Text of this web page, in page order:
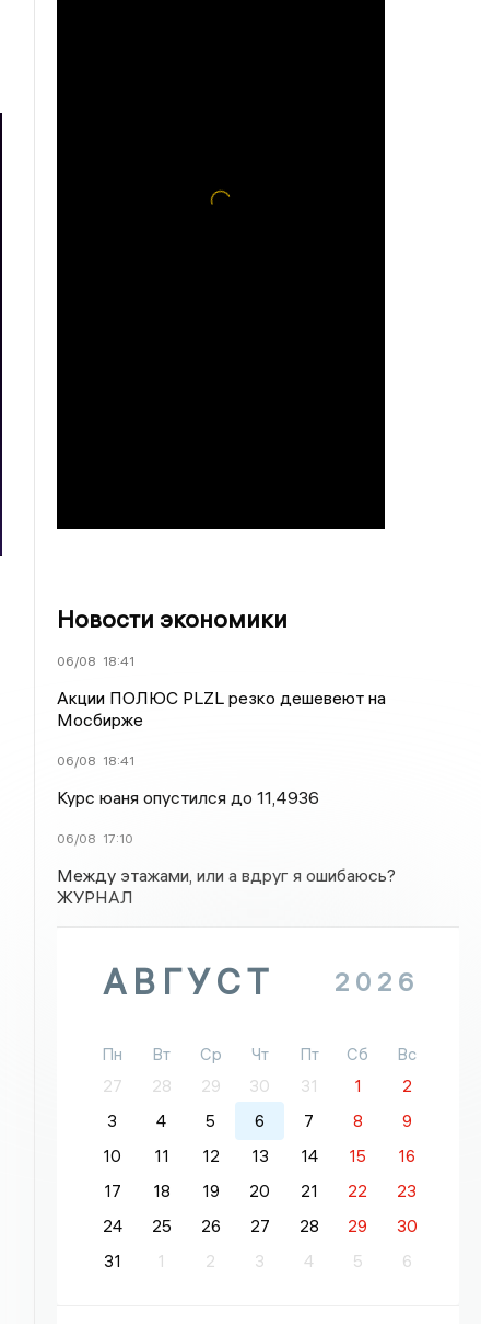
Новости экономики
06/08 18:41
Акции ПОЛЮС PLZL резко дешевеют на
Мосбирже
06/08 18:41
Курс юаня опустился до 11,4936
06/08 17:10
Между этажами, или а вдруг я ошибаюсь?
ЖУРНАЛ
АВГУСТ 2026
Пн Вт Ср Чт Пт Сб
Вс
27
28 29 30 31 1
2
3
4 5 6 7 8
9
10
11 12 13 14 15
16
17
18 19 20 21 22
23
24
25 26 27 28 29
30
31
1 2 3 4 5 6